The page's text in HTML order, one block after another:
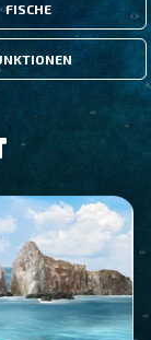
FISCHE